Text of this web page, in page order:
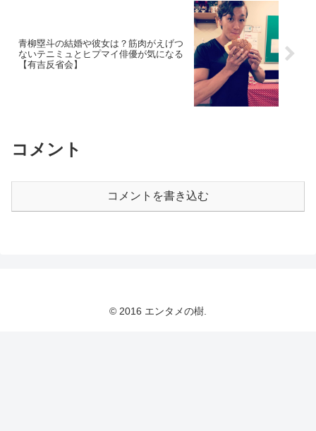
青柳塁斗の結婚や彼女は？筋肉がえげつ
ないテニミュとヒプマイ俳優が気になる
【有吉反省会】
コメント
コメントを書き込む
© 2016 エンタメの樹.